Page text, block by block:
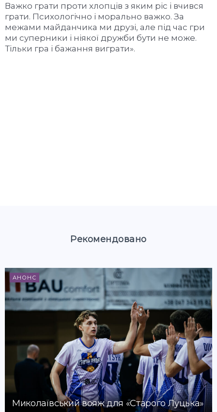
Важко грати проти хлопців з яким ріс і вчився
грати. Психологічно і морально важко. За
межами майданчика ми друзі, але під час гри
ми суперники і ніякої дружби бути не може.
Тільки гра і бажання виграти».
Рекомендовано
АНОНС
Миколаївський вояж для «Старого Луцька»